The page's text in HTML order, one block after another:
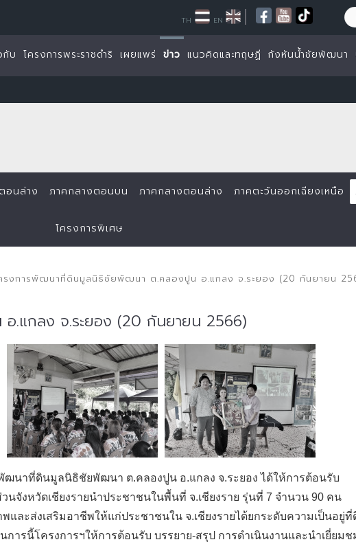
กับ โครงการพระราชดำริ เผยแพร่ ข่าว แนวคิดและทฤษฏี กังหันน้ำชัยพัฒนา
TH EN |
อนล่าง ภาคกลางตอนบน ภาคกลางตอนล่าง ภาคตะวันออกเฉียงเหนือ
โครงการพิเศษ
รงการพัฒนาที่ดินมูลนิธิชัยพัฒนา ต.คลองปูน อ.แกลง จ.ระยอง (20 กันยายน
แกลง จ.ระยอง (20 กันยายน 2566)
ฒนาที่ดินมูลนิธิชัยพัฒนา ต.คลองปูน อ.แกลง จ.ระยอง ได้ให้การต้อนรับ
จังหวัดเชียงรายนำประชาชนในพื้นที่ จ.เชียงราย รุ่นที่ 7 จำนวน 90 คน
และส่งเสริมอาชีพให้แก่ประชาชนใน จ.เชียงรายได้ยกระดับความเป็นอยู่
ารนี้โครงการฯให้การต้อนรับ บรรยาย-สรุป การดำเนินงานและนำเยี่ยมช